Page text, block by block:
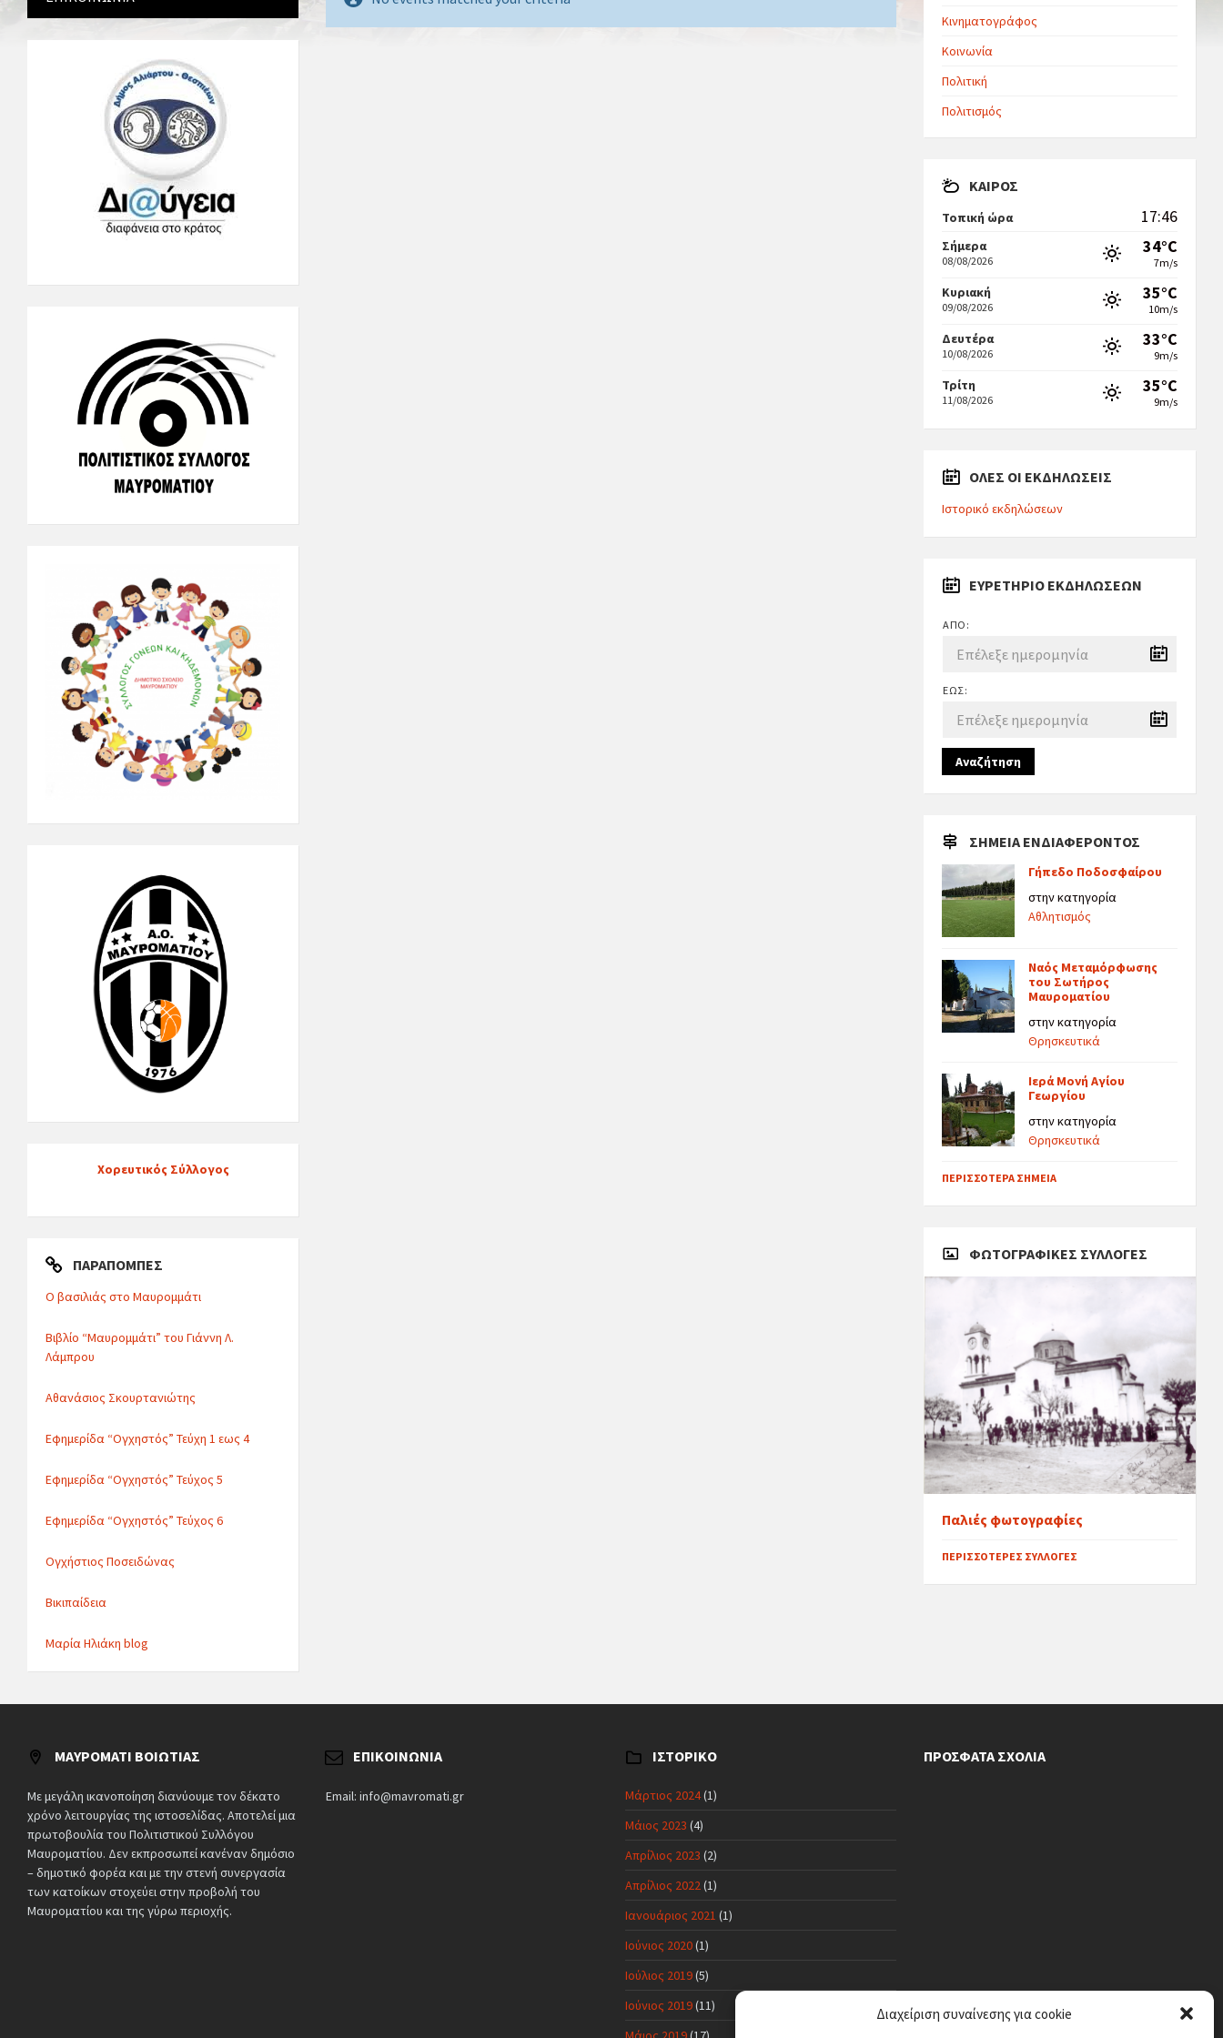
Διαχείριση συναίνεσης για cookie
Χορευτικός Σύλλογος
ΠΑΡΑΠΟΜΠΈΣ
Ο βασιλιάς στο Μαυρομμάτι
Βιβλίο “Μαυρομμάτι” του Γιάννη Λ.
Λάμπρου
Αθανάσιος Σκουρτανιώτης
Εφημερίδα “Ογχηστός” Τεύχη 1 εως 4
Εφημερίδα “Ογχηστός” Τεύχος 5
Εφημερίδα “Ογχηστός” Τεύχος 6
Ογχήστιος Ποσειδώνας
Βικιπαίδεια
Μαρία Ηλιάκη blog
Κινηματογράφος
Κοινωνία
Πολιτική
Πολιτισμός
ΚΑΙΡΌΣ
Τοπική ώρα 17:46
Σήμερα
08/08/2026
34°C
7m/s
Κυριακή
09/08/2026
35°C
10m/s
Δευτέρα
10/08/2026
33°C
9m/s
Τρίτη
11/08/2026
35°C
9m/s
ΟΛΕΣ ΟΙ ΕΚΔΗΛΩΣΕΙΣ
Ιστορικό εκδηλώσεων
ΕΥΡΕΤΉΡΙΟ ΕΚΔΗΛΏΣΕΩΝ
ΑΠΌ:
ΈΩΣ:
Αναζήτηση
ΣΗΜΕΊΑ ΕΝΔΙΑΦΈΡΟΝΤΟΣ
Γήπεδο Ποδοσφαίρου
στην κατηγορία
Αθλητισμός
Ναός Μεταμόρφωσης
του Σωτήρος
Μαυροματίου
στην κατηγορία
Θρησκευτικά
Ιερά Μονή Αγίου
Γεωργίου
στην κατηγορία
Θρησκευτικά
ΠΕΡΙΣΣΌΤΕΡΑ ΣΗΜΕΊΑ
ΦΩΤΟΓΡΑΦΙΚΈΣ ΣΥΛΛΟΓΈΣ
Παλιές φωτογραφίες
ΠΕΡΙΣΣΌΤΕΡΕΣ ΣΥΛΛΟΓΈΣ
ΜΑΥΡΟΜΆΤΙ ΒΟΙΩΤΊΑΣ
Με μεγάλη ικανοποίηση διανύουμε τον δέκατο
χρόνο λειτουργίας της ιστοσελίδας. Αποτελεί μια
πρωτοβουλία του Πολιτιστικού Συλλόγου
Μαυροματίου. Δεν εκπροσωπεί κανέναν δημόσιο
– δημοτικό φορέα και με την στενή συνεργασία
των κατοίκων στοχεύει στην προβολή του
Μαυροματίου και της γύρω περιοχής.
ΕΠΙΚΟΙΝΩΝΊΑ
Email: info@mavromati.gr
ΙΣΤΟΡΙΚΌ
Μάρτιος 2024(1)
Μάιος 2023 (4)
Απρίλιος 2023 (2)
Απρίλιος 2022(1)
Ιανουάριος 2021 (1)
Ιούνιος 2020(1)
Ιούλιος 2019(5)
Ιούνιος 2019(11)
ΠΡΌΣΦΑΤΑ ΣΧΌΛΙΑ